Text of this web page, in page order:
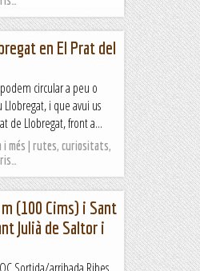
en El Prat del
circular a peu o
i que avui us
de Llobregat, front a...
més | rutes, curiositats,
(100 Cims) i Sant
Julià de Saltor i